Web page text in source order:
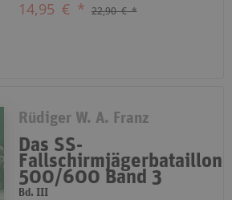
14,95 € * 22,90 € *
Rüdiger W. A. Franz
Das SS-
Fallschirmjägerbataillon
500/600 Band 3
Bd. III